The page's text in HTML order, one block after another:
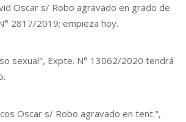
Oscar s/ Robo agravado en grado de
2817/2019; empieza hoy.
sexual", Expte. N° 13062/2020 tendrá
Oscar s/ Robo agravado en tent.",